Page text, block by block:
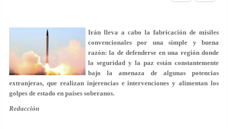
Irán lleva a cabo la fabricación de misiles
convencionales por una simple y buena
razón: la de defenderse en una región donde
la seguridad y la paz están constantemente
bajo la amenaza de algunas potencias
extranjeras, que realizan injerencias e intervenciones y alimentan los
golpes de estado en países soberanos.
Redacción